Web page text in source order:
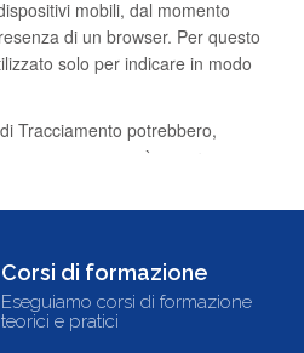
Corsi di formazione
Eseguiamo corsi di formazione
teorici e pratici